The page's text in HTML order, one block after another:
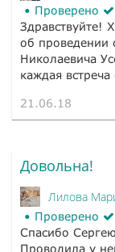
Проверено
Здравствуйте!
об проведении
Николаевича
каждая
21.06.18
Довольна!
Лилова
Проверено
Спасибо
Проводила у